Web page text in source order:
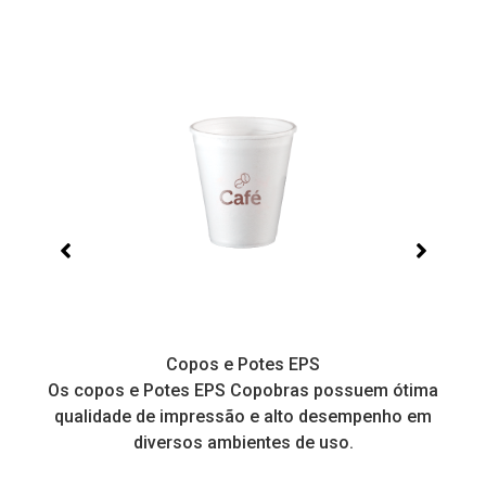
Copos e Potes EPS
Os copos e Potes EPS Copobras possuem ótima
qualidade de impressão e alto desempenho em
diversos ambientes de uso.